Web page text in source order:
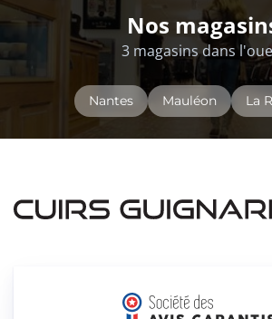
Nos
3 magasins dans
Nantes Mauléon La